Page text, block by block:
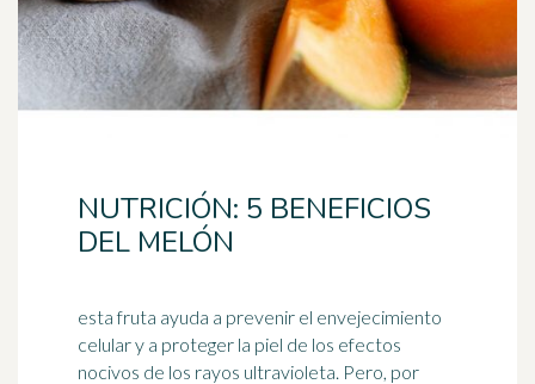
NUTRICIÓN: 5 BENEFICIOS
DEL MELÓN
esta fruta ayuda a prevenir el envejecimiento
celular y a proteger la piel de los efectos
nocivos de los rayos ultravioleta. Pero, por